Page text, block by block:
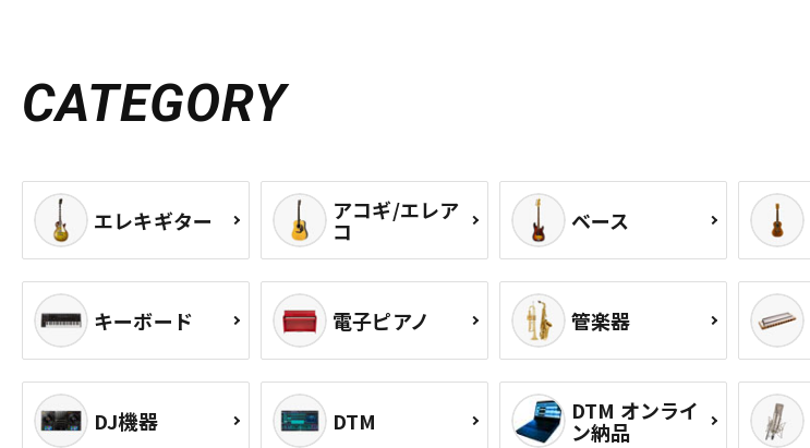
CATEGORY
エレキギター アコギ/エレア
コ ベース
キーボード 電子ピアノ 管楽器
DJ機器 DTM DTM オンライ
ン納品